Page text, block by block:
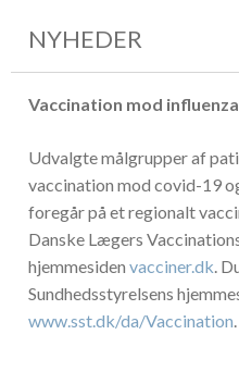
NYHEDER
Vaccination mod
Udvalgte målgrupper af
vaccination mod covid-19
foregår på et regionalt
Danske Lægers
hjemmesiden vacciner.dk .
Sundhedsstyrelsens
www.sst.dk/da/Vaccination